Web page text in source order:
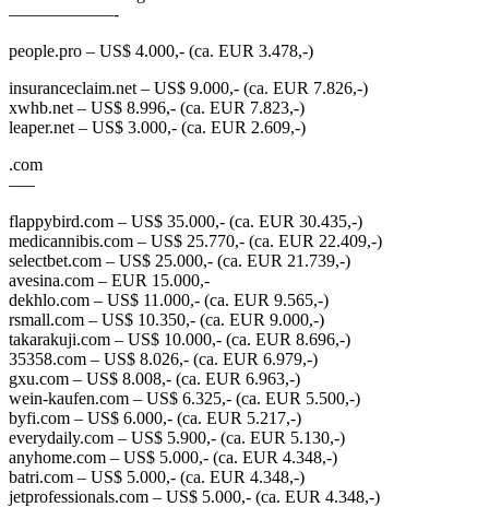
——————-
people.pro – US$ 4.000,- (ca. EUR 3.478,-)
insuranceclaim.net – US$ 9.000,- (ca. EUR 7.826,-)
xwhb.net – US$ 8.996,- (ca. EUR 7.823,-)
leaper.net – US$ 3.000,- (ca. EUR 2.609,-)
.com
—–
flappybird.com – US$ 35.000,- (ca. EUR 30.435,-)
medicannibis.com – US$ 25.770,- (ca. EUR 22.409,-)
selectbet.com – US$ 25.000,- (ca. EUR 21.739,-)
avesina.com – EUR 15.000,-
dekhlo.com – US$ 11.000,- (ca. EUR 9.565,-)
rsmall.com – US$ 10.350,- (ca. EUR 9.000,-)
takarakuji.com – US$ 10.000,- (ca. EUR 8.696,-)
35358.com – US$ 8.026,- (ca. EUR 6.979,-)
gxu.com – US$ 8.008,- (ca. EUR 6.963,-)
wein-kaufen.com – US$ 6.325,- (ca. EUR 5.500,-)
byfi.com – US$ 6.000,- (ca. EUR 5.217,-)
everydaily.com – US$ 5.900,- (ca. EUR 5.130,-)
anyhome.com – US$ 5.000,- (ca. EUR 4.348,-)
batri.com – US$ 5.000,- (ca. EUR 4.348,-)
jetprofessionals.com – US$ 5.000,- (ca. EUR 4.348,-)